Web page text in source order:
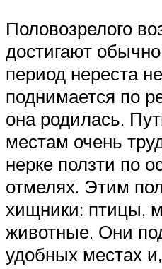
Половозрелого
достигают
период нереста
поднимается по
она родилась.
местам очень
нерке ползти по
отмелях. Этим
хищники: птицы,
животные. Они
удобных местах